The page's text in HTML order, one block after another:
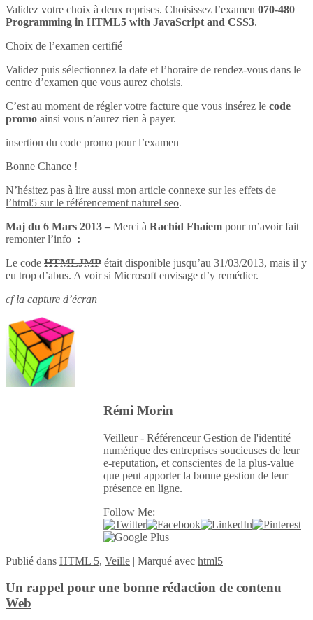
Validez votre choix à deux reprises. Choisissez l’examen 070-480
Programming in HTML5 with JavaScript and CSS3.
Choix de l’examen certifié
Validez puis sélectionnez la date et l’horaire de rendez-vous dans le
centre d’examen que vous aurez choisis.
C’est au moment de régler votre facture que vous insérez le code
promo ainsi vous n’aurez rien à payer.
insertion du code promo pour l’examen
Bonne Chance !
N’hésitez pas à lire aussi mon article connexe surles effets de
l’html5 sur le référencement naturel seo.
Maj du 6 Mars 2013 – Merci à Rachid Fhaiem pour m’avoir fait
remonter l’info :
Le code HTMLJMP était disponible jusqu’au 31/03/2013, mais il y
eu trop d’abus. A voir si Microsoft envisage d’y remédier.
cf la capture d’écran
Rémi Morin
Veilleur - Référenceur Gestion de l'identité
numérique des entreprises soucieuses de leur
e-reputation, et conscientes de la plus-value
que peut apporter la bonne gestion de leur
présence en ligne.
Follow Me:
Publié dans HTML 5, Veille | Marqué avec html5
Un rappel pour une bonne rédaction de contenu
Web